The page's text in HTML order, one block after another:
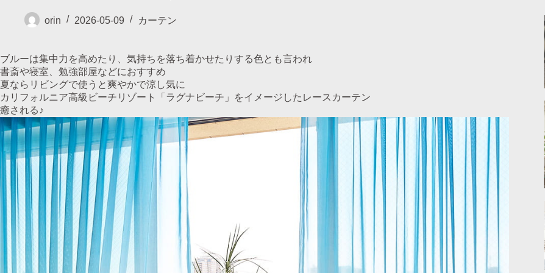
orin 2026-05-09 カーテン
ブルーは集中力を高めたり、気持ちを落ち着かせたりする色とも言われ
書斎や寝室、勉強部屋などにおすすめ
夏ならリビングで使うと爽やかで涼し気に
カリフォルニア高級ビーチリゾート「ラグナビーチ」をイメージしたレースカーテン
癒される♪